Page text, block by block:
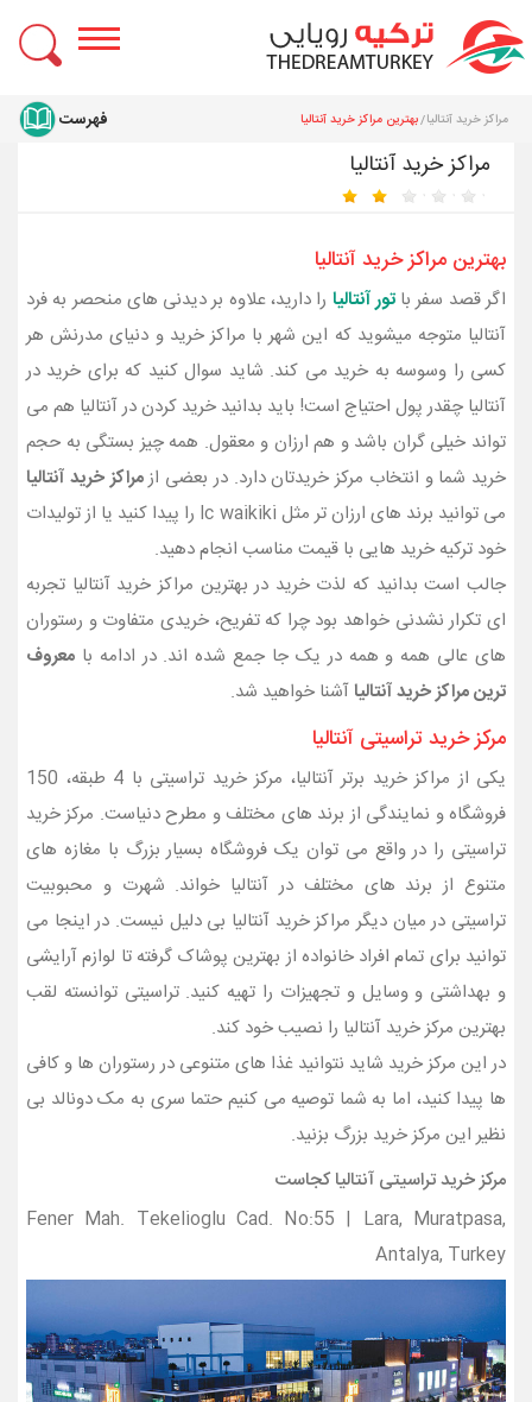
مراکز خرید آنتالیا بهترین مراکز خرید آنتالیا
مراکز خرید آنتالیا
بهترین مراکز خرید آنتالیا
اگر قصد سفر باتور آنتالیا را دارید، علاوه بر دیدنی های منحصر به فرد
آنتالیا متوجه میشوید که این شهر با مراکز خرید و دنیای مدرنش هر
کسی را وسوسه به خرید می کند. شاید سوال کنید که برای خرید در
آنتالیا چقدر پول احتیاج است! باید بدانید خرید کردن در آنتالیا هم می‌
تواند خیلی گران باشد و هم ارزان و معقول. همه چیز بستگی به حجم
خرید شما و انتخاب مرکز خریدتان دارد. در بعضی ازمراکز خرید آنتالیا
می‌ توانید برند های ارزان‌ تر مثل lc waikiki را پیدا کنید یا از تولیدات
خود ترکیه خرید هایی با قیمت مناسب انجام دهید.
جالب است بدانید که لذت خرید در بهترین مراکز خرید آنتالیا تجربه
ای تکرار نشدنی خواهد بود چرا که تفریح، خریدی متفاوت و رستوران
های عالی همه و همه در یک جا جمع شده اند. در ادامه با معروف
ترین مراکز خرید آنتالیا آشنا خواهید شد.
مرکز خرید تراسیتی آنتالیا
یکی از مراکز خرید برتر آنتالیا، مرکز خرید تراسیتی با 4 طبقه، 150
فروشگاه و نمایندگی از برند های مختلف و مطرح دنیاست. مرکز خرید
تراسیتی را در واقع می توان یک فروشگاه بسیار بزرگ با مغازه های
متنوع از برند های مختلف در آنتالیا خواند. شهرت و محبوبیت
تراسیتی در میان دیگر مراکز خرید آنتالیا بی دلیل نیست. در اینجا می
توانید برای تمام افراد خانواده از بهترین پوشاک گرفته تا لوازم آرایشی
و بهداشتی و وسایل و تجهیزات را تهیه کنید. تراسیتی توانسته لقب
بهترین مرکز خرید آنتالیا را نصیب خود کند.
در این مرکز خرید شاید نتوانید غذا های متنوعی در رستوران ها و کافی
ها پیدا کنید، اما به شما توصیه می کنیم حتما سری به مک دونالد بی
نظیر این مرکز خرید بزرگ بزنید.
مرکز خرید تراسیتی آنتالیا کجاست
Fener Mah. Tekelioglu Cad. No:55 | Lara, Muratpasa,
Antalya, Turkey